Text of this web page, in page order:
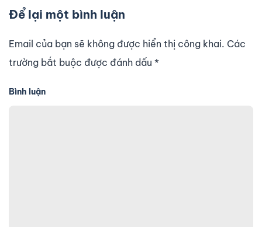
Để lại một bình luận
Email của bạn sẽ không được hiển thị công khai. Các
trường bắt buộc được đánh dấu *
Bình luận